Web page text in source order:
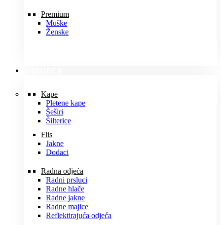
Premium
Muške
Ženske
Kape
Pletene kape
Šeširi
Šilterice
Flis
Jakne
Dodaci
Radna odjeća
Radni prsluci
Radne hlače
Radne jakne
Radne majice
Reflektirajuća odjeća